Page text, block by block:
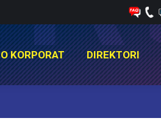
KORPORAT DIREKTORI
KORPORAT DIREKTORI